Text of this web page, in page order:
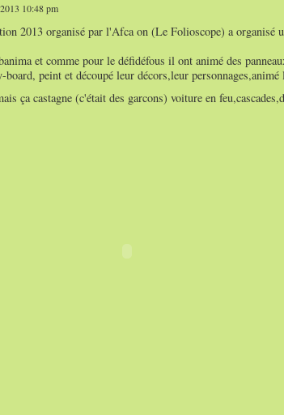
10:48 pm
2013 organisé par l'Afca on (Le Folioscope) a organisé
et comme pour le défidéfous il ont animé des
peint et découpé leur décors,leur
ça castagne (c'était des garcons) voiture en